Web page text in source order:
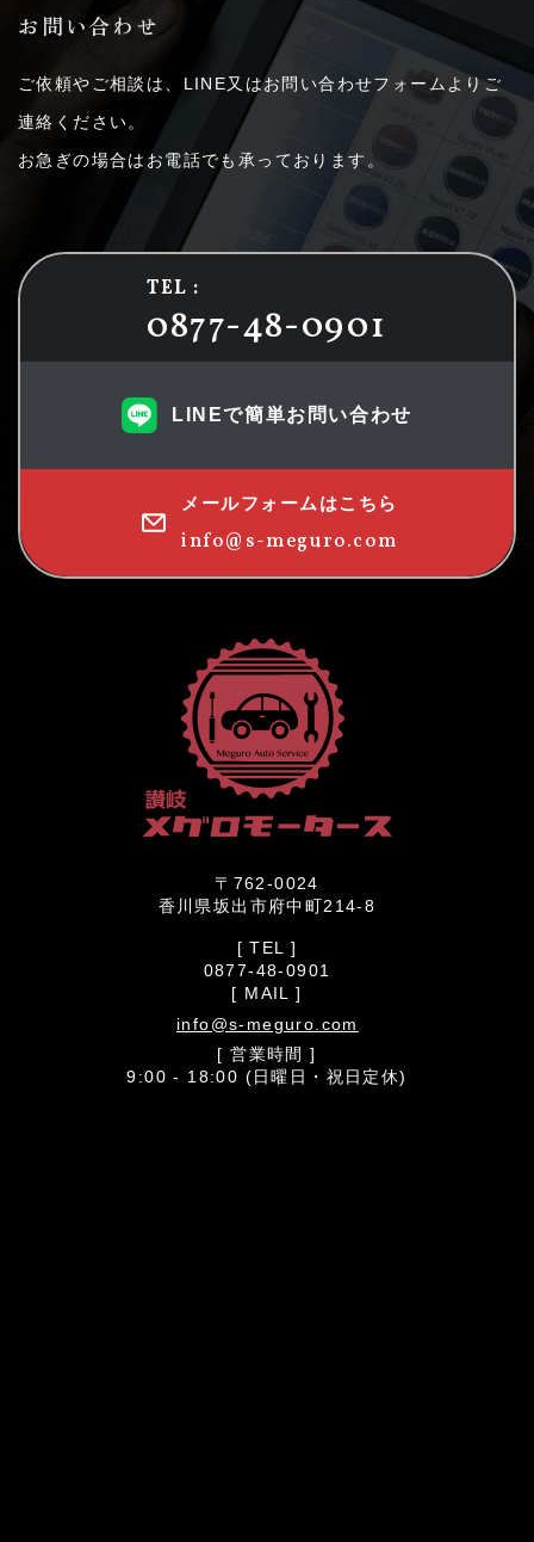
お問い合わせ
ご依頼やご相談は、LINE又はお問い合わせフォームよりご
連絡ください。
お急ぎの場合はお電話でも承っております。
TEL :
0877-48-0901
LINEで簡単お問い合わせ
メールフォームはこちら
info@s-meguro.com
〒762-0024
香川県坂出市府中町214-8
[ TEL ]
0877-48-0901
[ MAIL ]
info@s-meguro.com
[ 営業時間 ]
9:00 - 18:00 (日曜日・祝日定休)